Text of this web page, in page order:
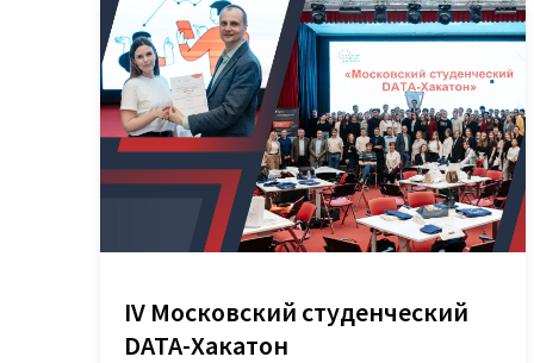
IV Московский студенческий
DATA-Хакатон